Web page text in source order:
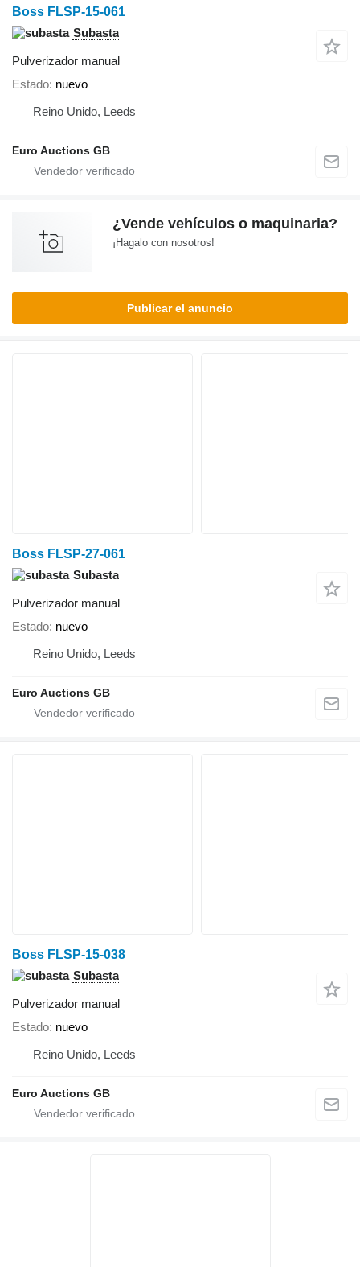
Boss FLSP-15-061
Subasta
Pulverizador manual
Estado nuevo
Reino Unido, Leeds
Euro Auctions GB
¿Vende vehículos o maquinaria?
¡Hagalo con nosotros!
Publicar el anuncio
Boss FLSP-27-061
Subasta
Pulverizador manual
Estado nuevo
Reino Unido, Leeds
Euro Auctions GB
Boss FLSP-15-038
Subasta
Pulverizador manual
Estado nuevo
Reino Unido, Leeds
Euro Auctions GB